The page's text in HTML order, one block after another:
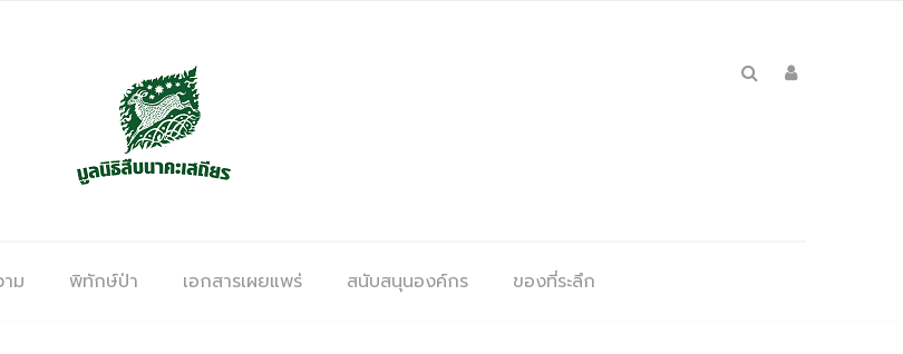
ม พิทักษ์ป่า เอกสารเผยแพร่ สนับสนุนองค์กร ของที่ระลึก